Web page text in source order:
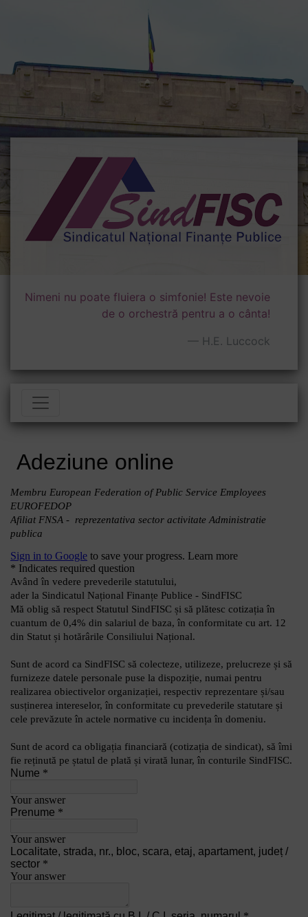
Nimeni nu poate fluiera o simfonie! Este nevoie
de o orchestră pentru a o cânta!
H.E. Luccock
Toggle navigation